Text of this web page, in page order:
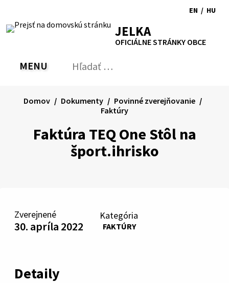
obsah
RSS MapaTlačiť
Zvýšiť
kontrast
písmapísma
EN
to
/ HU
JELKA
OFICIÁLNE STRÁNKY OBCE
PREPNÚŤ
MENU Hľadať:
Faktúra TEQ One Stôl na
šport.ihrisko
Domov Dokumenty
Povinné zverejňovanie
Faktúry
Zverejnené
30. apríla 2022
Kategória
FAKTÚRY
Detaily